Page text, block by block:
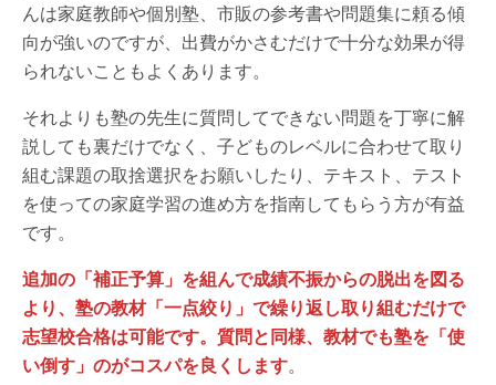
んは家庭教師や個別塾、市販の参考書や問題集に頼る傾
向が強いのですが、出費がかさむだけで十分な効果が得
られないこともよくあります。
それよりも塾の先生に質問してできない問題を丁寧に解
説しても裏だけでなく、子どものレベルに合わせて取り
組む課題の取捨選択をお願いしたり、テキスト、テスト
を使っての家庭学習の進め方を指南してもらう方が有益
です。
追加の「補正予算」を組んで成績不振からの脱出を図る
より、塾の教材「一点絞り」で繰り返し取り組むだけで
志望校合格は可能です。質問と同様、教材でも塾を「使
い倒す」のがコスパを良くします。